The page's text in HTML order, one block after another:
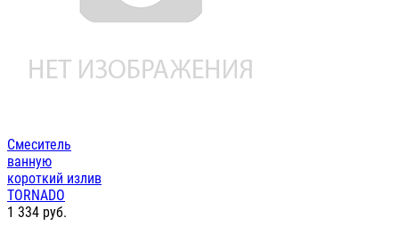
Смеситель
ванную
короткий излив
TORNADO
1 334 руб.